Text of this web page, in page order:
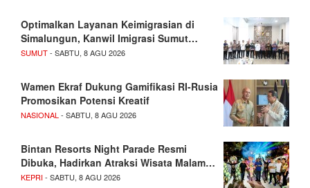
Optimalkan Layanan Keimigrasian di
Simalungun, Kanwil Imigrasi Sumut…
SUMUT- SABTU, 8 AGU 2026
Wamen Ekraf Dukung Gamifikasi RI-Rusia
Promosikan Potensi Kreatif
NASIONAL- SABTU, 8 AGU 2026
Bintan Resorts Night Parade Resmi
Dibuka, Hadirkan Atraksi Wisata Malam…
KEPRI- SABTU, 8 AGU 2026